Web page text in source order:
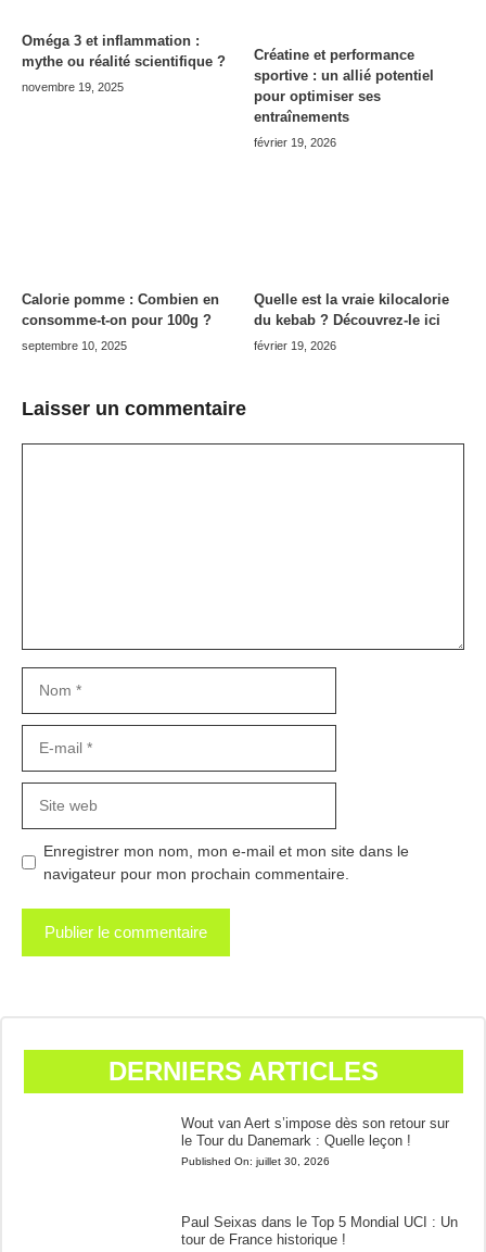
Oméga 3 et inflammation :
mythe ou réalité scientifique ?
novembre 19, 2025
Créatine et performance
sportive : un allié potentiel
pour optimiser ses
entraînements
février 19, 2026
Calorie pomme : Combien en
consomme-t-on pour 100g ?
septembre 10, 2025
Quelle est la vraie kilocalorie
du kebab ? Découvrez-le ici
février 19, 2026
Laisser un commentaire
mail
web
Enregistrer mon nom, mon e-mail et mon site dans le
navigateur pour mon prochain commentaire.
DERNIERS ARTICLES
Wout van Aert s’impose dès son retour sur
le Tour du Danemark : Quelle leçon !
Published On: juillet 30, 2026
Paul Seixas dans le Top 5 Mondial UCI : Un
tour de France historique !